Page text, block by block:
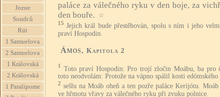
Jozue
Soudců
Rút
1 Samuelova
2 Samuelova
1 Královská
2 Královská
1 Paralipome
paláce za válečného ryku v den boje, za
den bouře.
☆
15 Jejich král bude přestěhován, spolu s ním i jeho
praví Hospodin.
Ámos, Kapitola 2
1 Toto praví Hospodin: Pro trojí zločin Moábu, ba pro
toto neodvolám: Protože na vápno spálil kosti
2 sešlu na Moáb oheň a ten pozře paláce Kerijótu. Moáb
ve hřmotu vřavy za válečného ryku při zvuku polnice.